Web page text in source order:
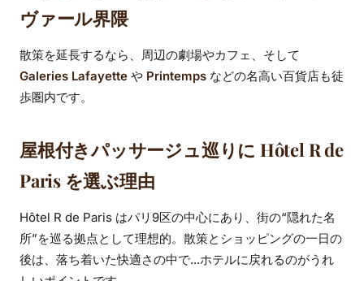
ヴァール界隈
散策を延長するなら、周辺の劇場やカフェ、そして
Galeries Lafayette や Printemps などの名高い百貨店も徒
歩圏内です。
屋根付きパッサージュ巡りに Hôtel R de
Paris を選ぶ理由
Hôtel R de Paris はパリ9区の中心にあり、街の“隠れた名
所”を巡る拠点として理想的。散策とショッピングの一日の
後は、落ち着いた快適さの中で...ホテルに戻れるのがうれ